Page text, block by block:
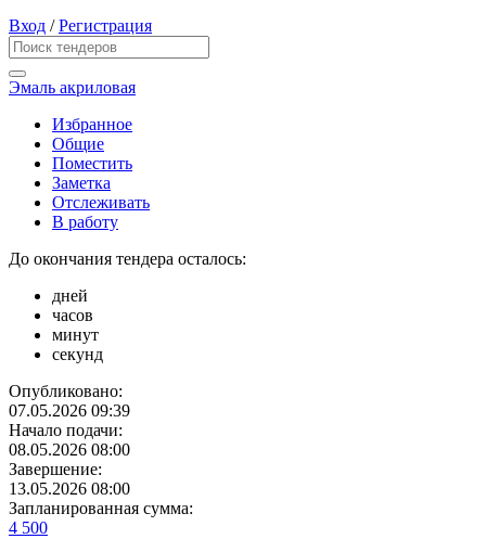
Вход /Регистрация
Эмаль акриловая
Избранное
Общие
Поместить
Заметка
Отслеживать
В работу
До окончания тендера осталось:
дней
часов
минут
секунд
Опубликовано:
07.05.2026 09:39
Начало подачи:
08.05.2026 08:00
Завершение:
13.05.2026 08:00
Запланированная сумма:
4 500